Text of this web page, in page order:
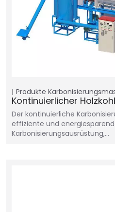
Produkte
Kontinuierlicher
Der kontinuierliche
effiziente und
Karbonisierungsausrüstung,…